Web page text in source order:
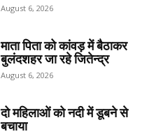
August 6, 2026
माता पिता को कांवड़ में बैठाकर
बुलंदशहर जा रहे जितेन्द्र
August 6, 2026
दो महिलाओं को नदी में डूबने से
बचाया